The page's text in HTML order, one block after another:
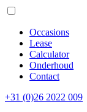
Occasions
Lease
Calculator
Onderhoud
Contact
+31 (0)26 2022 009